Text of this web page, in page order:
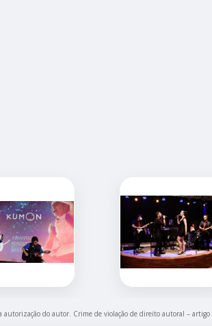
do autor. Crime de violação de direito autoral – artigo